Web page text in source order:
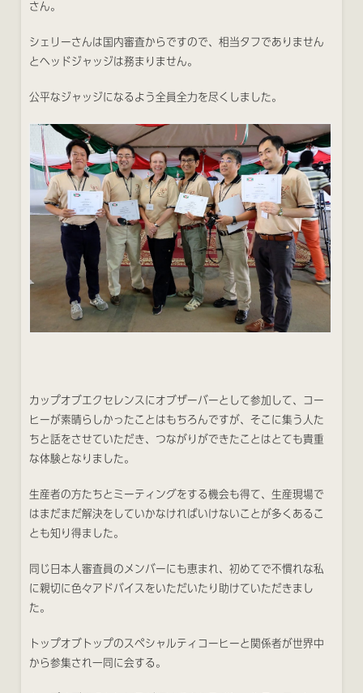
さん。
シェリーさんは国内審査からですので、相当タフでありません
とヘッドジャッジは務まりません。
公平なジャッジになるよう全員全力を尽くしました。
カップオブエクセレンスにオブザーバーとして参加して、コー
ヒーが素晴らしかったことはもちろんですが、そこに集う人た
ちと話をさせていただき、つながりができたことはとても貴重
な体験となりました。
生産者の方たちとミーティングをする機会も得て、生産現場で
はまだまだ解決をしていかなければいけないことが多くあるこ
とも知り得ました。
同じ日本人審査員のメンバーにも恵まれ、初めてで不慣れな私
に親切に色々アドバイスをいただいたり助けていただきまし
た。
トップオブトップのスペシャルティコーヒーと関係者が世界中
から参集され一同に会する。